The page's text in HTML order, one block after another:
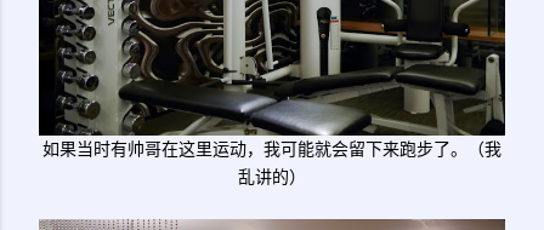
如果当时有帅哥在这里运动，我可能就会留下来跑步了。（我
乱讲的）